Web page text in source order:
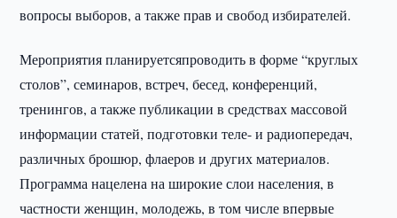
вопросы выборов, а также прав и свобод избирателей.
Мероприятия планируетсяпроводить в форме “круглых
столов”, семинаров, встреч, бесед, конференций,
тренингов, а также публикации в средствах массовой
информации статей, подготовки теле- и радиопередач,
различных брошюр, флаеров и других материалов.
Программа нацелена на широкие слои населения, в
частности женщин, молодежь, в том числе впервые